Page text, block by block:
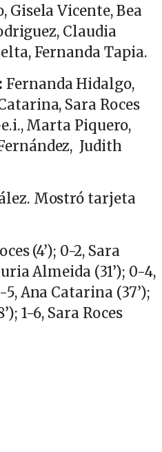
Gisela Vicente, Bea
Claudia
Fernanda Tapia.
Fernanda Hidalgo,
Sara Roces
Marta Piquero,
Judith
Mostró tarjeta
(4’); 0-2, Sara
Almeida (31’); 0-4,
Ana Catarina (37’);
1-6, Sara Roces